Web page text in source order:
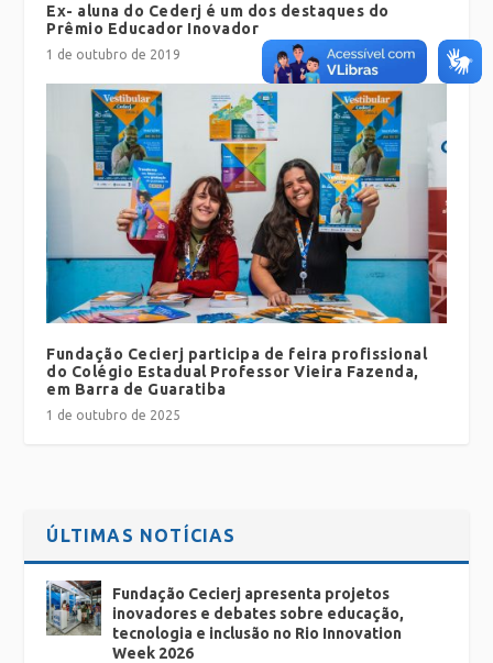
Ex- aluna do Cederj é um dos destaques do
Prêmio Educador Inovador
1 de outubro de 2019
Fundação Cecierj participa de feira profissional
do Colégio Estadual Professor Vieira Fazenda,
em Barra de Guaratiba
1 de outubro de 2025
ÚLTIMAS NOTÍCIAS
Fundação Cecierj apresenta projetos
inovadores e debates sobre educação,
tecnologia e inclusão no Rio Innovation
Week 2026